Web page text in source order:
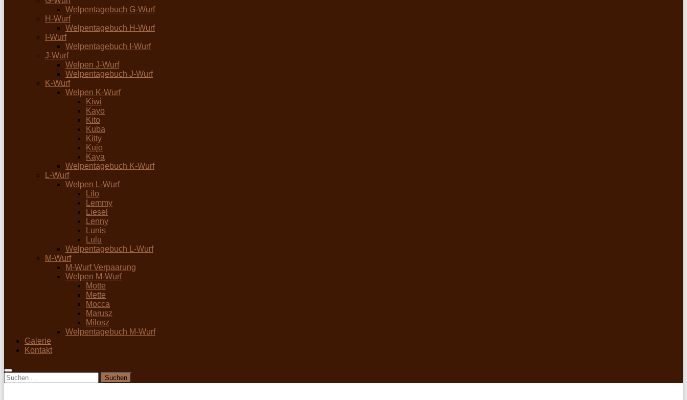
Welpentagebuch G-Wurf
H-Wurf
Welpentagebuch H-Wurf
I-Wurf
Welpentagebuch I-Wurf
J-Wurf
Welpen J-Wurf
Welpentagebuch J-Wurf
K-Wurf
Welpen K-Wurf
Kiwi
Kayo
Kito
Kuba
Kitty
Kujo
Kaya
Welpentagebuch K-Wurf
L-Wurf
Welpen L-Wurf
Lilo
Lemmy
Liesel
Lenny
Lunis
Lulu
Welpentagebuch L-Wurf
M-Wurf
M-Wurf Verpaarung
Welpen M-Wurf
Motte
Mette
Mocca
Marusz
Milosz
Welpentagebuch M-Wurf
Galerie
Kontakt
Suchen
nach: